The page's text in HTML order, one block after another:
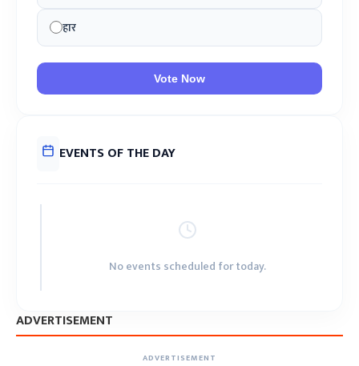
हार
Vote Now
EVENTS OF THE DAY
No events scheduled for today.
ADVERTISEMENT
ADVERTISEMENT